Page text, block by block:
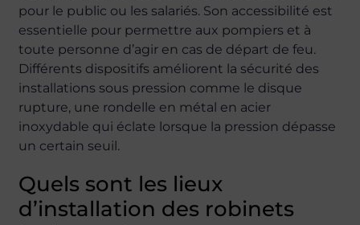
pour le public ou les salariés. Son accessibilité est
essentielle pour permettre aux pompiers et à
toute personne d’agir en cas de départ de feu.
Différents dispositifs améliorent la sécurité des
installations sous pression comme le disque
rupture, une rondelle en métal en acier
inoxydable qui éclate lorsque la pression dépasse
un certain seuil.
Quels sont les lieux
d’installation des robinets